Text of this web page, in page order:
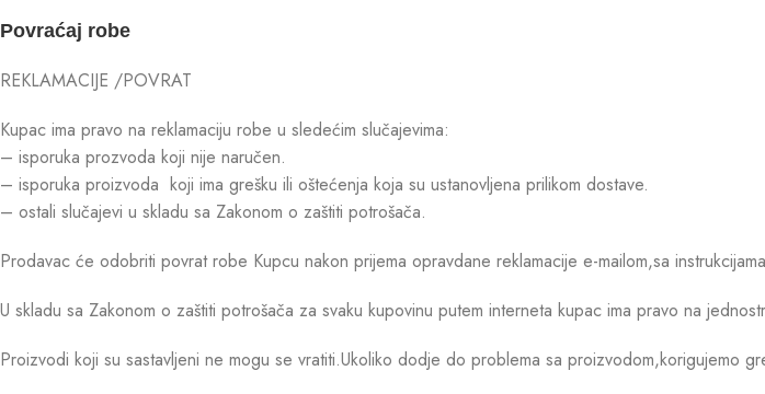
Povraćaj robe
REKLAMACIJE /POVRAT
Kupac ima pravo na reklamaciju robe u sledećim slučajevima:
– isporuka prozvoda koji nije naručen.
– isporuka proizvoda koji ima grešku ili oštećenja koja su ustanovljena prilikom dostave.
– ostali slučajevi u skladu sa Zakonom o zaštiti potrošača.
Prodavac će odobriti povrat robe Kupcu nakon prijema opravdane reklamacije e-mailom,sa
U skladu sa Zakonom o zaštiti potrošača za svaku kupovinu putem interneta kupac ima pravo na
Proizvodi koji su sastavljeni ne mogu se vratiti.Ukoliko dodje do problema sa proizvodom,korigujemo